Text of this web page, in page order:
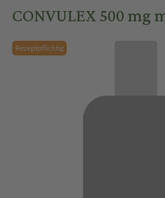
CONVULEX 500
Rezeptpflichtig